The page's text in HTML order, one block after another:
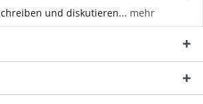
und diskutieren... mehr